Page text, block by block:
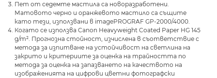
Пет от седемте мастила са новоразработени.
Матовото черно и оранжевото мастило са същите
като тези, използвани в imagePROGRAF GP-2000/4000.
Когато се използва Canon Heavyweight Coated Paper HG 145
g/m². Прогнозна стойност, изчислена в съответствие с
метода за изпитване на устойчивост на светлина на
закрито и критериите за оценка на трайността по
метода за оценка на запазването на качеството на
изображенията на цифрови цветни фотографски